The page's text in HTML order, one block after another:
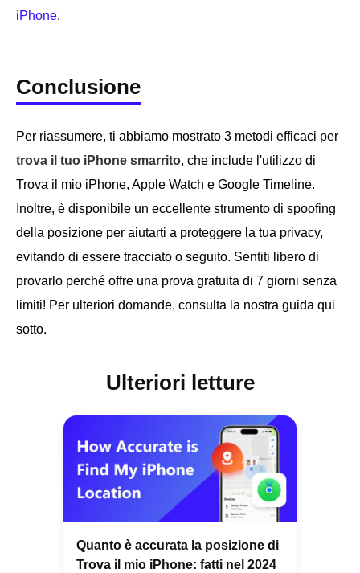
iPhone.
Conclusione
Per riassumere, ti abbiamo mostrato 3 metodi efficaci per
trova il tuo iPhone smarrito, che include l'utilizzo di
Trova il mio iPhone, Apple Watch e Google Timeline.
Inoltre, è disponibile un eccellente strumento di spoofing
della posizione per aiutarti a proteggere la tua privacy,
evitando di essere tracciato o seguito. Sentiti libero di
provarlo perché offre una prova gratuita di 7 giorni senza
limiti! Per ulteriori domande, consulta la nostra guida qui
sotto.
Ulteriori letture
Quanto è accurata la posizione di
Trova il mio iPhone: fatti nel 2024